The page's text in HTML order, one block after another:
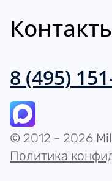
8 (495)
© 2012 - 2026
Политика